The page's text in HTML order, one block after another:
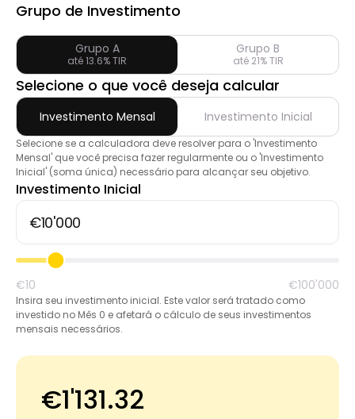
Contacte-nos
Ajuda
ask@scrambleup.com
+372 712 2955
Grupo de Investimento
Grupo A
até 13.6% TIR
Grupo B
até 21% TIR
Selecione o que você deseja calcular
Investimento Mensal Investimento Inicial
Selecione se a calculadora deve resolver para o 'Investimento
Mensal' que você precisa fazer regularmente ou o 'Investimento
Inicial' (soma única) necessário para alcançar seu objetivo.
Investimento Inicial
€10 €100'000
Insira seu investimento inicial. Este valor será tratado como
investido no Mês 0 e afetará o cálculo de seus investimentos
mensais necessários.
€1'131.32